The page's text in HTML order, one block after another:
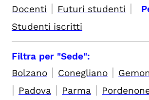
Docenti | Futuri studenti |
Studenti iscritti
Filtra per "Sede":
Bolzano | Conegliano |
| Padova | Parma |